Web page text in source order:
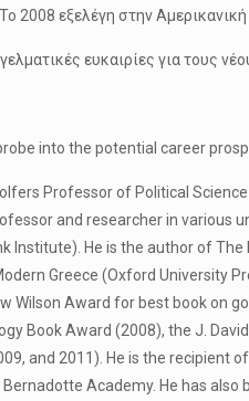
2008 εξελέγη στην
ευκαιρίες για τους
into the potential career
Professor of Political
and researcher in various
Institute). He is the author of
Greece (Oxford University
Wilson Award for best book on
Book Award (2008), the J.
and 2011). He is the recipient
Academy. He has